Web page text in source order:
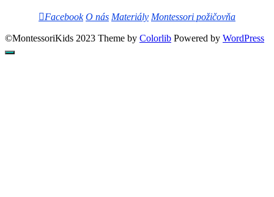
Facebook O nás Materiály Montessori požičovňa
©MontessoriKids 2023 Theme by Colorlib Powered by WordPress